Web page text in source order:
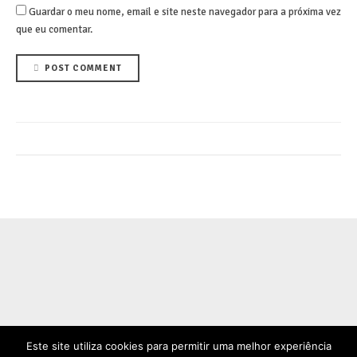
Guardar o meu nome, email e site neste navegador para a próxima vez
que eu comentar.
POST COMMENT
Este site utiliza cookies para permitir uma melhor experiência